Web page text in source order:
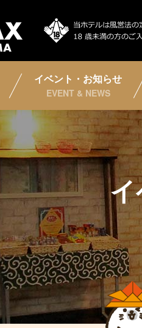
イベント・お知らせ
EVENT & NEWS